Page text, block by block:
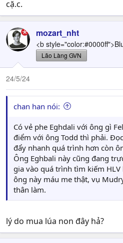
cặ.c.
mozart_nht
<b
Lão Làng GVN
24/5/24
chan han nói:
Có vẻ phe Eghdali với ông gì
điểm với ông Todd thì phải.
đẩy nhanh quá trình hơn còn
Ông Eghbali này cũng đang
gia vào quá trình tìm kiếm
ông này máu me thật, vụ
thân làm.
lý do mua lúa non đây hả?